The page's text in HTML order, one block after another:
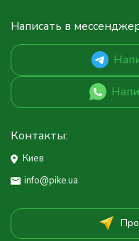
Написать в
Контакты:
Киев
info@pike.ua